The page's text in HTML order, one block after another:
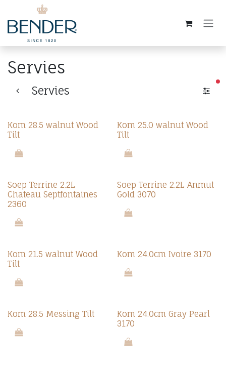
Overslaan naar inhoud
Servies
Servies
Kom 28.5 walnut Wood
Tilt
Kom 25.0 walnut Wood
Tilt
Soep Terrine 2.2L
Chateau Septfontaines
2360
Soep Terrine 2.2L Anmut
Gold 3070
Kom 21.5 walnut Wood
Tilt
Kom 24.0cm Ivoire 3170
Kom 28.5 Messing Tilt
Kom 24.0cm Gray Pearl
3170